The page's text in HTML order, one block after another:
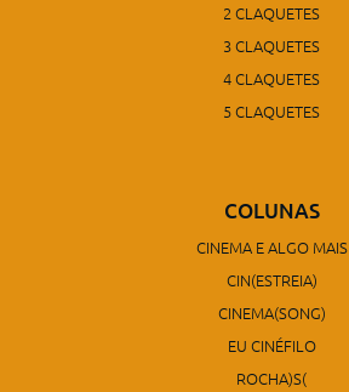
2 CLAQUETES
3 CLAQUETES
4 CLAQUETES
5 CLAQUETES
COLUNAS
CINEMA E ALGO MAIS
CIN(ESTREIA)
CINEMA(SONG)
EU CINÉFILO
ROCHA)S(